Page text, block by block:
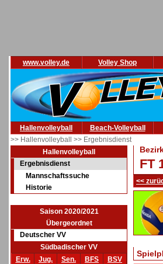
www.volley.de Volley Shop
Hallenvolleyball Beach-Volleyball
>> Hallenvolleyball >> Ergebnisdienst
Hallenvolleyball
Ergebnisdienst
Mannschaftssuche
Historie
Saison 2020/2021
Übergeordnet
Deutscher VV
Südbadischer VV
Erw.
Jug. Sen. BFS
BSV
FT
<<